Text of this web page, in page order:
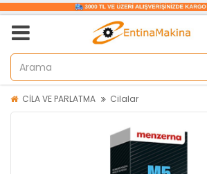
CİLA VE PARLATMA Cilalar